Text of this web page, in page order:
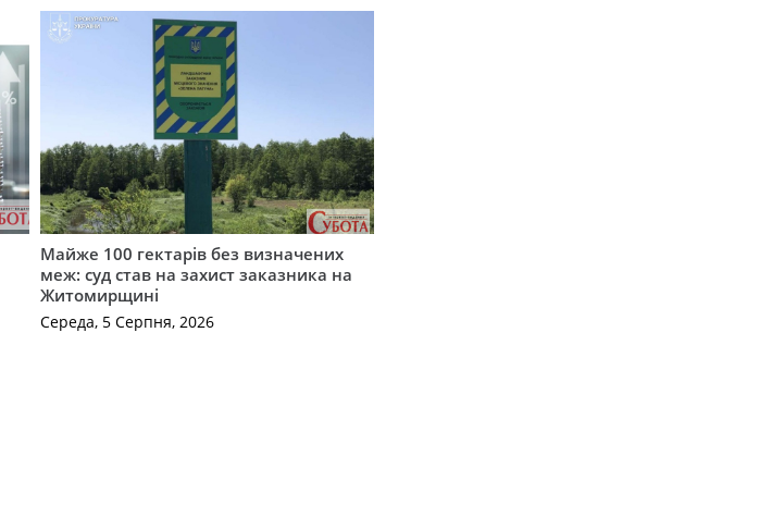
Майже 100 гектарів без визначених
меж: суд став на захист заказника на
Житомирщині
Середа, 5 Серпня, 2026